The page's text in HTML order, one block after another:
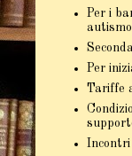
Per i
Per
Tariffe
Incontri